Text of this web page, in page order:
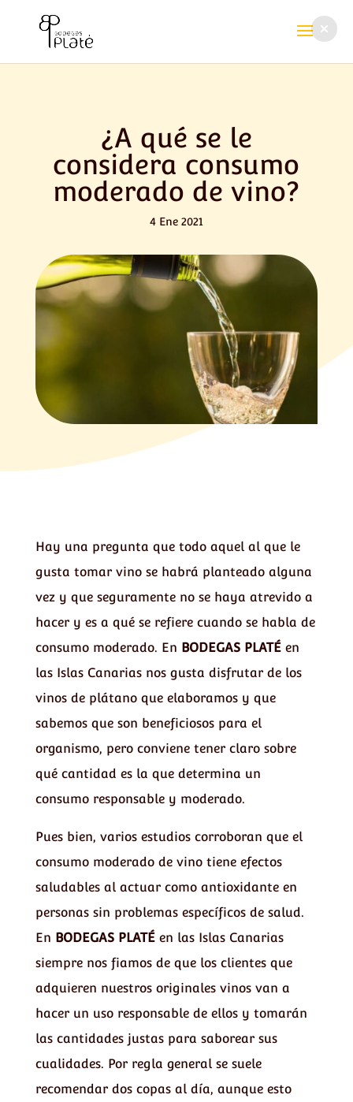
¿A qué se le
considera consumo
moderado de vino?
4 Ene 2021
Hay una pregunta que todo aquel al que le
gusta tomar vino se habrá planteado alguna
vez y que seguramente no se haya atrevido a
hacer y es a qué se refiere cuando se habla de
consumo moderado. En BODEGAS PLATÉen
las Islas Canarias nos gusta disfrutar de los
vinos de plátano que elaboramos y que
sabemos que son beneficiosos para el
organismo, pero conviene tener claro sobre
qué cantidad es la que determina un
consumo responsable y moderado.
Pues bien, varios estudios corroboran que el
consumo moderado de vino tiene efectos
saludables al actuar como antioxidante en
personas sin problemas específicos de salud.
En BODEGAS PLATÉen las Islas Canarias
siempre nos fiamos de que los clientes que
adquieren nuestros originales vinos van a
hacer un uso responsable de ellos y tomarán
las cantidades justas para saborear sus
cualidades. Por regla general se suele
recomendar dos copas al día, aunque esto